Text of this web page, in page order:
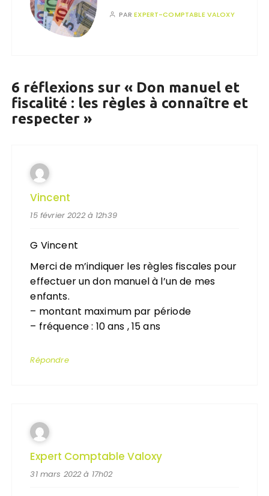
PAREXPERT-COMPTABLE VALOXY
6 réflexions sur « Don manuel et
fiscalité : les règles à connaître et
respecter »
Vincent
15 février 2022 à 12h39
G Vincent
Merci de m’indiquer les règles fiscales pour
effectuer un don manuel à l’un de mes
enfants.
– montant maximum par période
– fréquence : 10 ans , 15 ans
Répondre
Expert Comptable Valoxy
31 mars 2022 à 17h02